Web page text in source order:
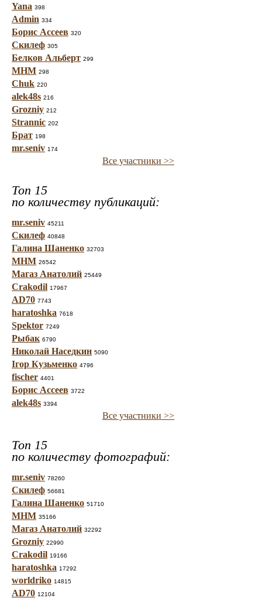
Yana 398
Admin 334
Борис Ассеев 320
Скилеф 305
Белков Альберт 299
МНМ 298
Chuk 220
alek48s 216
Grozniy 212
Strannic 202
Брат 198
mr.seniv 174
Все участники >>
Топ 15
по количеству публикаций:
mr.seniv 45211
Скилеф 40848
Галина Шаненко 32703
МНМ 26542
Магаз Анатолий 25449
Crakodil 17967
AD70 7743
haratoshka 7618
Spektor 7249
Рыбак 6790
Николай Наседкин 5090
Ігор Кузьменко 4796
fischer 4401
Борис Ассеев 3722
alek48s 3394
Все участники >>
Топ 15
по количеству фотографий:
mr.seniv 78260
Скилеф 56681
Галина Шаненко 51710
МНМ 35166
Магаз Анатолий 32292
Grozniy 22990
Crakodil 19166
haratoshka 17292
worldriko 14815
AD70 12104